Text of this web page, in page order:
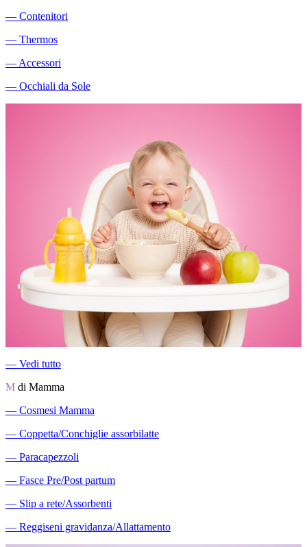
― Contenitori
― Thermos
― Accessori
― Occhiali da Sole
― Vedi tutto
M di Mamma
― Cosmesi Mamma
― Coppetta/Conchiglie assorbilatte
― Paracapezzoli
― Fasce Pre/Post partum
― Slip a rete/Assorbenti
― Reggiseni gravidanza/Allattamento